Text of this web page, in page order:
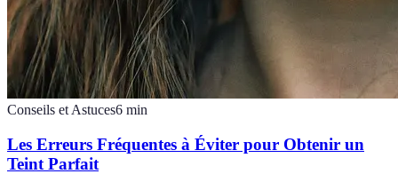
Conseils et Astuces6 min
Les Erreurs Fréquentes à Éviter pour Obtenir un
Teint Parfait